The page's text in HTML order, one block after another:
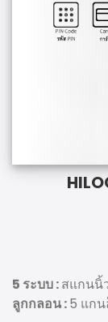
5 ระบบ :สแกนนิ้
ลูกกลอน :5 แก